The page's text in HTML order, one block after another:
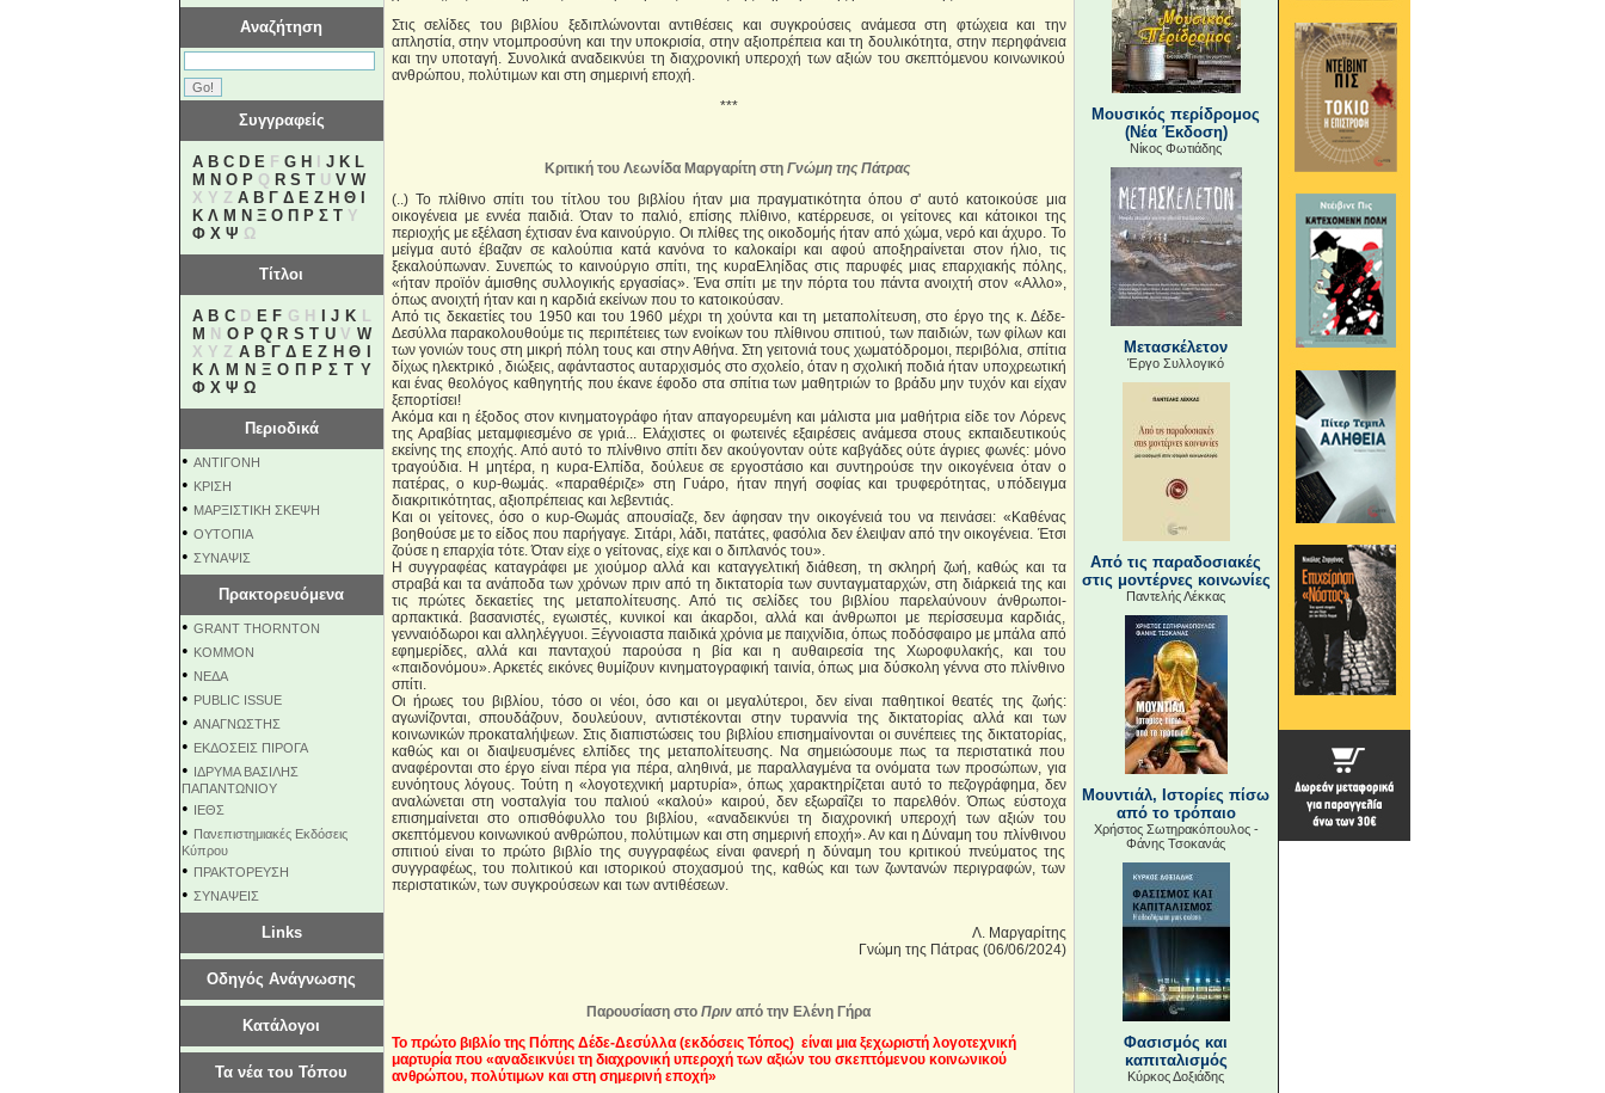
Αναζήτηση
Συγγραφείς
A B C D EF G H J K L
M N O PQ R S TU V W
X Y Z Α Β Γ Δ Ε Ζ Η Θ
Κ Λ Μ Ν Ξ Ο Π Ρ Σ ΤΥ
Φ Χ Ψ Ω
Τίτλοι
A B CD E F G H J KL
M N O P Q R S T UV W
X Y Z Α Β Γ Δ Ε Ζ Η Θ
Κ Λ Μ Ν Ξ Ο Π Ρ Σ Τ Υ
Φ Χ Ψ Ω
Περιοδικά
• ΑΝΤΙΓΟΝΗ
• ΚΡΙΣΗ
• ΜΑΡΞΙΣΤΙΚΗ ΣΚΕΨΗ
• ΟΥΤΟΠΙΑ
• ΣΥΝΑΨΙΣ
Πρακτορευόμενα
• GRANT THORNTON
• KOMMON
• NEΔΑ
• PUBLIC ISSUE
• ΑΝΑΓΝΩΣΤΗΣ
• ΕΚΔΟΣΕΙΣ ΠΙΡΟΓΑ
• ΙΔΡΥΜΑ ΒΑΣΙΛΗΣ
ΠΑΠΑΝΤΩΝΙΟΥ
• ΙΕΘΣ
• Πανεπιστημιακές Εκδόσεις
Κύπρου
• ΠΡΑΚΤΟΡΕΥΣΗ
• ΣΥΝΑΨΕΙΣ
Links
Οδηγός Ανάγνωσης
Κατάλογοι
Τα νέα του Τόπου
Στις σελίδες του βιβλίου ξεδιπλώνονται αντιθέσεις και συγκρούσεις ανάµεσα στη φτώχεια και την
απληστία, στην ντοµπροσύνη και την υποκρισία, στην αξιοπρέπεια και τη δουλικότητα, στην περηφάνεια
και την υποταγή. Συνολικά αναδεικνύει τη διαχρονική υπεροχή των αξιών του σκεπτόµενου κοινωνικού
ανθρώπου, πολύτιµων και στη σηµερινή εποχή.
***
Κριτική του Λεωνίδα Μαργαρίτη στη Γνώμη της Πάτρας
(..) Το πλίθινο σπίτι του τίτλου του βιβλίου ήταν μια πραγματικότητα όπου σ' αυτό κατοικούσε μια
οικογένεια με εννέα παιδιά. Όταν το παλιό, επίσης πλίθινο, κατέρρευσε, οι γείτονες και κάτοικοι της
περιοχής με εξέλαση έχτισαν ένα καινούργιο. Οι πλίθες της οικοδομής ήταν από χώμα, νερό και άχυρο. Το
μείγμα αυτό έβαζαν σε καλούπια κατά κανόνα το καλοκαίρι και αφού αποξηραίνεται στον ήλιο, τις
ξεκαλούπωναν. Συνεπώς το καινούργιο σπίτι, της κυραΕληίδας στις παρυφές μιας επαρχιακής πόλης,
«ήταν προϊόν άμισθης συλλογικής εργασίας». Ένα σπίτι με την πόρτα του πάντα ανοιχτή στον «Αλλο»,
όπως ανοιχτή ήταν και η καρδιά εκείνων που το κατοικούσαν.
Από τις δεκαετίες του 1950 και του 1960 μέχρι τη χούντα και τη μεταπολίτευση, στο έργο της κ. Δέδε-
Δεσύλλα παρακολουθούμε τις περιπέτειες των ενοίκων του πλίθινου σπιτιού, των παιδιών, των φίλων και
των γονιών τους στη μικρή πόλη τους και στην Αθήνα. Στη γειτονιά τους χωματόδρομοι, περιβόλια, σπίτια
δίχως ηλεκτρικό , διώξεις, αφάνταστος αυταρχισμός στο σχολείο, όταν η σχολική ποδιά ήταν υποχρεωτική
και ένας θεολόγος καθηγητής που έκανε έφοδο στα σπίτια των μαθητριών το βράδυ μην τυχόν και είχαν
ξεπορτίσει!
Ακόμα και η έξοδος στον κινηματογράφο ήταν απαγορευμένη και μάλιστα μια μαθήτρια είδε τον Λόρενς
της Αραβίας μεταμφιεσμένο σε γριά... Ελάχιστες οι φωτεινές εξαιρέσεις ανάμεσα στους εκπαιδευτικούς
εκείνης της εποχής. Από αυτό το πλίνθινο σπίτι δεν ακούγονταν ούτε καβγάδες ούτε άγριες φωνές: μόνο
τραγούδια. Η μητέρα, η κυρα-Ελπίδα, δούλευε σε εργοστάσιο και συντηρούσε την οικογένεια όταν ο
πατέρας, ο κυρ-θωμάς. «παραθέριζε» στη Γυάρο, ήταν πηγή σοφίας και τρυφερότητας, υπόδειγμα
διακριτικότητας, αξιοπρέπειας και λεβεντιάς.
Και οι γείτονες, όσο ο κυρ-Θωμάς απουσίαζε, δεν άφησαν την οικογένειά του να πεινάσει: «Καθένας
βοηθούσε με το είδος που παρήγαγε. Σιτάρι, λάδι, πατάτες, φασόλια δεν έλειψαν από την οικογένεια. Έτσι
ζούσε η επαρχία τότε. Όταν είχε ο γείτονας, είχε και ο διπλανός του».
Η συγγραφέας καταγράφει με χιούμορ αλλά και καταγγελτική διάθεση, τη σκληρή ζωή, καθώς και τα
στραβά και τα ανάποδα των χρόνων πριν από τη δικτατορία των συνταγματαρχών, στη διάρκειά της και
τις πρώτες δεκαετίες της μεταπολίτευσης. Από τις σελίδες του βιβλίου παρελαύνουν άνθρωποι-
αρπακτικά. βασανιστές, εγωιστές, κυνικοί και άκαρδοι, αλλά και άνθρωποι με περίσσευμα καρδιάς,
γενναιόδωροι και αλληλέγγυοι. Ξέγνοιαστα παιδικά χρόνια με παιχνίδια, όπως ποδόσφαιρο με μπάλα από
εφημερίδες, αλλά και πανταχού παρούσα η βία και η αυθαιρεσία της Χωροφυλακής, και του
«παιδονόμου». Αρκετές εικόνες θυμίζουν κινηματογραφική ταινία, όπως μια δύσκολη γέννα στο πλίνθινο
σπίτι.
Οι ήρωες του βιβλίου, τόσο οι νέοι, όσο και οι μεγαλύτεροι, δεν είναι παθητικοί θεατές της ζωής:
αγωνίζονται, σπουδάζουν, δουλεύουν, αντιστέκονται στην τυραννία της δικτατορίας αλλά και των
κοινωνικών προκαταλήψεων. Στις διαπιστώσεις του βιβλίου επισημαίνονται οι συνέπειες της δικτατορίας,
καθώς και οι διαψευσμένες ελπίδες της μεταπολίτευσης. Να σημειώσουμε πως τα περιστατικά που
αναφέρονται στο έργο είναι πέρα για πέρα, αληθινά, με παραλλαγμένα τα ονόματα των προσώπων, για
ευνόητους λόγους. Τούτη η «λογοτεχνική μαρτυρία», όπως χαρακτηρίζεται αυτό το πεζογράφημα, δεν
αναλώνεται στη νοσταλγία του παλιού «καλού» καιρού, δεν εξωραΐζει το παρελθόν. Όπως εύστοχα
επισημαίνεται στο οπισθόφυλλο του βιβλίου, «αναδεικνύει τη διαχρονική υπεροχή των αξιών του
σκεπτόμενου κοινωνικού ανθρώπου, πολύτιμων και στη σημερινή εποχή». Αν και η Δύναμη του πλίνθινου
σπιτιού είναι το πρώτο βιβλίο της συγγραφέως είναι φανερή η δύναμη του κριτικού πνεύματος της
συγγραφέως, του πολιτικού και ιστορικού στοχασμού της, καθώς και των ζωντανών περιγραφών, των
περιστατικών, των συγκρούσεων και των αντιθέσεων.
Λ. Μαργαρίτης
Γνώμη της Πάτρας (06/06/2024)
Παρουσίαση στο Πριν από την Ελένη Γήρα
Το πρώτο βιβλίο της Πόπης Δέδε-Δεσύλλα (εκδόσεις Τόπος) είναι μια ξεχωριστή λογοτεχνική
μαρτυρία που «αναδεικνύει τη διαχρονική υπεροχή των αξιών του σκεπτόμενου κοινωνικού
ανθρώπου, πολύτιμων και στη σημερινή εποχή»
Μουσικός περίδρομος
(Νέα Έκδοση)
Νίκος Φωτιάδης
Μετασκέλετον
Έργο Συλλογικό
Από τις παραδοσιακές
στις μοντέρνες κοινωνίες
Παντελής Λέκκας
Μουντιάλ, Ιστορίες πίσω
από το τρόπαιο
Χρήστος Σωτηρακόπουλος -
Φάνης Τσοκανάς
Φασισμός και
καπιταλισμός
Κύρκος Δοξιάδης